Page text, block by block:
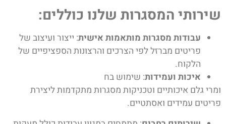
שירותי המסגרות שלנו כוללים:
עבודות מסגרות מותאמות אישית: ייצור ועיצוב של
פריטים מברזל לפי הצרכים והרצונות הספציפיים של
הלקוח.
איכות ועמידות: שימוש בח
ומרי גלם איכותיים וטכניקות מסגרות מתקדמות ליצירת
פריטים עמידים ואסתטיים.